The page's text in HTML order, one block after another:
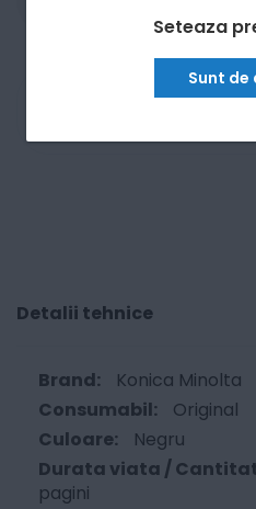
Seteaza
Sunt de
Detalii tehnice
Konica Minolta
Original
Negru
pagini